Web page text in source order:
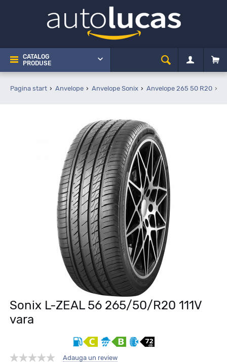
CATALOG
PRODUSE
Pagina start Anvelope Anvelope Sonix Anvelope 265 50 R20
Sonix L-ZEAL 56 265/50/R20 111V
vara
Adauga un review